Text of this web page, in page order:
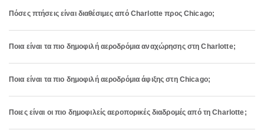
Πόσες πτήσεις είναι διαθέσιμες από Charlotte προς Chicago;
Ποια είναι τα πιο δημοφιλή αεροδρόμια αναχώρησης στη Charlotte;
Ποια είναι τα πιο δημοφιλή αεροδρόμια άφιξης στη Chicago;
Ποιες είναι οι πιο δημοφιλείς αεροπορικές διαδρομές από τη Charlotte;